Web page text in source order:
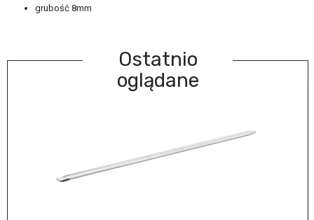
grubość 8mm
Ostatnio
oglądane